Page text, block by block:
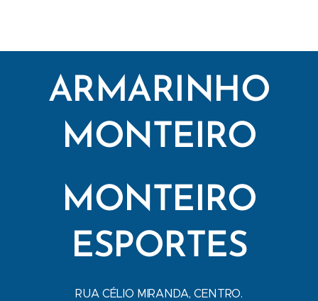
ARMARINHO
MONTEIRO
MONTEIRO
ESPORTES
RUA CÉLIO MIRANDA, CENTRO.